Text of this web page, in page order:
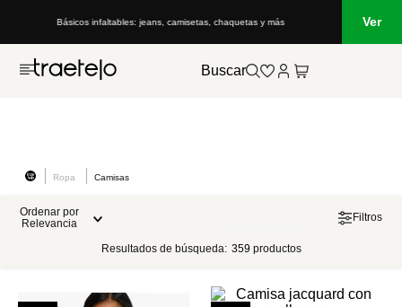
Básicos infaltables: jeans, camisetas, chaquetas y más Ver
Buscar
Ropa Camisas
Ordenar por
Relevancia
Filtros
Resultados de búsqueda: 359 productos